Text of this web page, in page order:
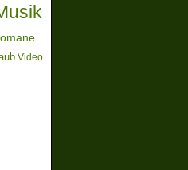
Video